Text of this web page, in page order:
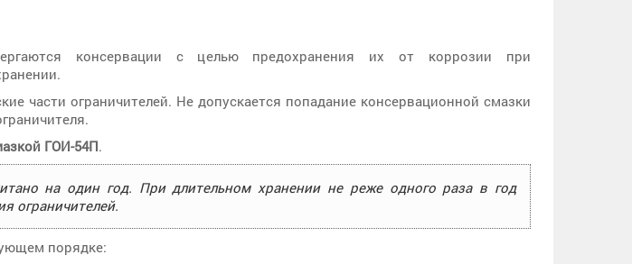
консервации с целью предохранения их от коррозии при
части ограничителей. Не допускается попадание консервационной смазки
ГОИ-54П.
на один год. При длительном хранении не реже одного раза в год
ограничителей.
порядке: